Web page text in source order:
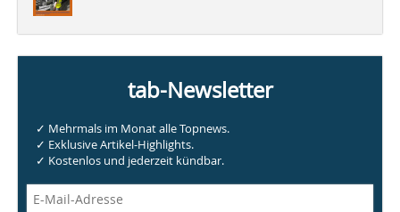
tab-Newsletter
✓ Mehrmals im Monat alle Topnews.
✓ Exklusive Artikel-Highlights.
✓ Kostenlos und jederzeit kündbar.